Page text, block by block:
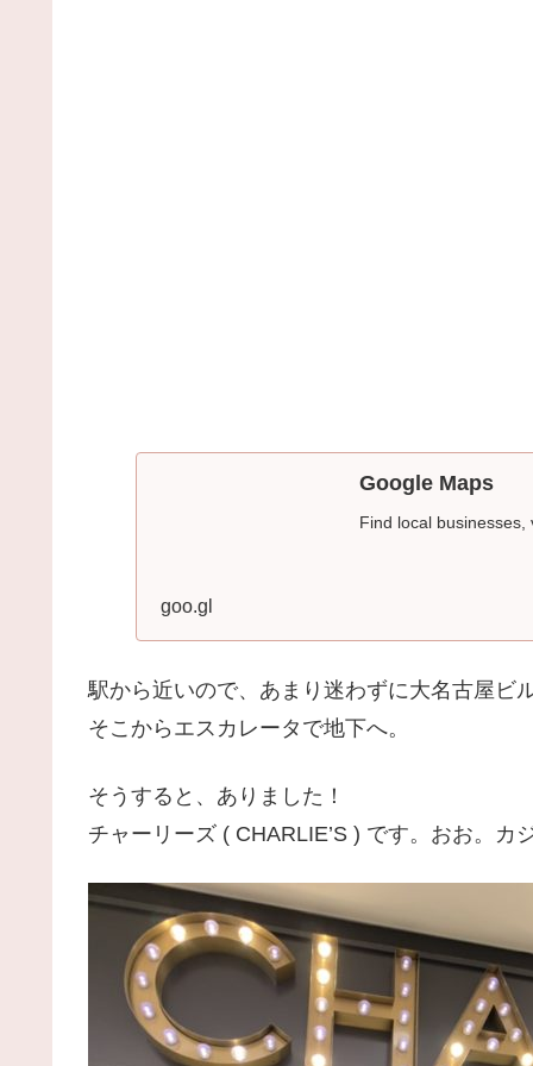
Google Maps
Find local
goo.gl
駅から近いので、あまり迷わずに大名古屋ビ
そこからエスカレータで地下へ。
そうすると、ありました！
チャーリーズ ( CHARLIE’S ) です。おお。